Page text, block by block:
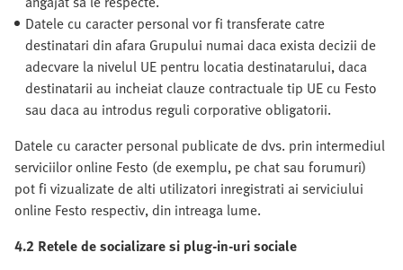
Datele cu caracter personal vor fi transferate catre
destinatari din afara Grupului numai daca exista decizii de
adecvare la nivelul UE pentru locatia destinatarului, daca
destinatarii au incheiat clauze contractuale tip UE cu Festo
sau daca au introdus reguli corporative obligatorii.
Datele cu caracter personal publicate de dvs. prin intermediul
serviciilor online Festo (de exemplu, pe chat sau forumuri)
pot fi vizualizate de alti utilizatori inregistrati ai serviciului
online Festo respectiv, din intreaga lume.
4.2 Retele de socializare si plug-in-uri sociale